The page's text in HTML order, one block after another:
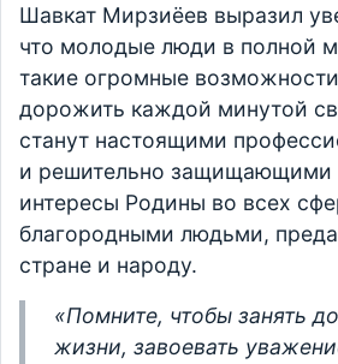
Шавкат Мирзиёев выразил
что молодые люди в полной
такие огромные
дорожить каждой минутой
станут настоящими
и решительно защищающими
интересы Родины во всех
благородными людьми,
стране и народу.
«Помните, чтобы занять
жизни, завоевать